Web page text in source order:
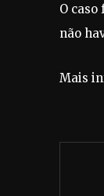
O
não
Mais